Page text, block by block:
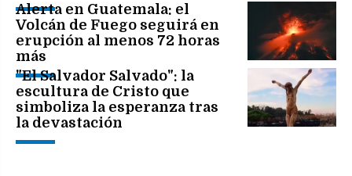
Alerta en Guatemala: el
Volcán de Fuego seguirá en
erupción al menos 72 horas
más
"El Salvador Salvado": la
escultura de Cristo que
simboliza la esperanza tras
la devastación